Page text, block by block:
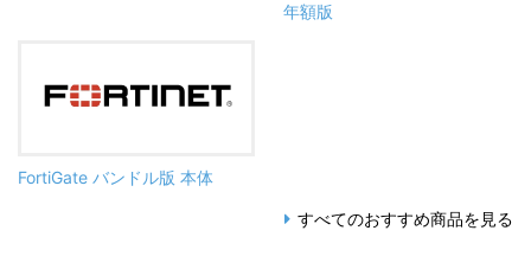
年額版
FortiGate バンドル版 本体
すべてのおすすめ商品を見る